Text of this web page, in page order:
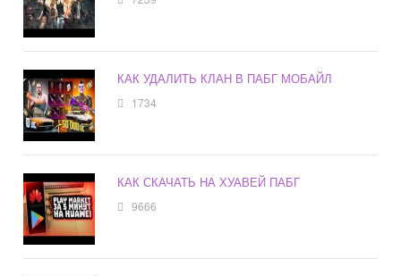
КАК УДАЛИТЬ КЛАН В ПАБГ МОБАЙЛ
1734
КАК СКАЧАТЬ НА ХУАВЕЙ ПАБГ
9666